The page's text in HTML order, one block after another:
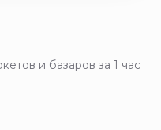
и базаров за 1 час